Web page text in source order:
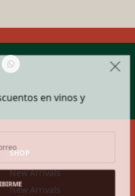
en vinos y
SHOP
New Arrivals
New Arrivals